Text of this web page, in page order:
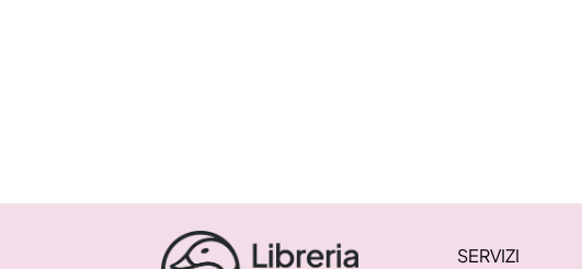
SERVIZI